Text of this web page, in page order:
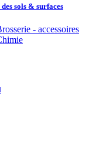
sols & surfaces
- accessoires